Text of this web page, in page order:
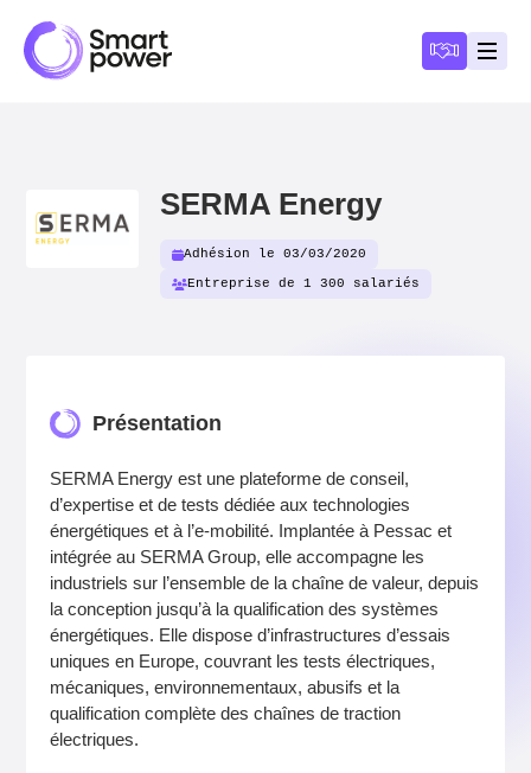
Devenir
SERMA Energy
Adhésion le 03/03/2020
Entreprise de 1 300 salariés
Présentation
SERMA Energy est une plateforme de conseil,
d’expertise et de tests dédiée aux technologies
énergétiques et à l’e‑mobilité. Implantée à Pessac et
intégrée au SERMA Group, elle accompagne les
industriels sur l’ensemble de la chaîne de valeur, depuis
la conception jusqu’à la qualification des systèmes
énergétiques. Elle dispose d’infrastructures d’essais
uniques en Europe, couvrant les tests électriques,
mécaniques, environnementaux, abusifs et la
qualification complète des chaînes de traction
électriques.